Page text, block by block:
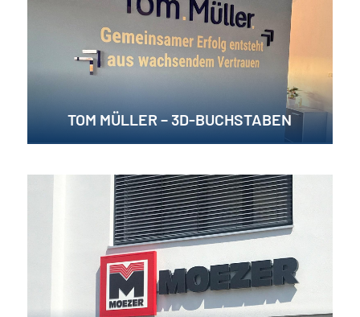
TOM MÜLLER – 3D-BUCHSTABEN